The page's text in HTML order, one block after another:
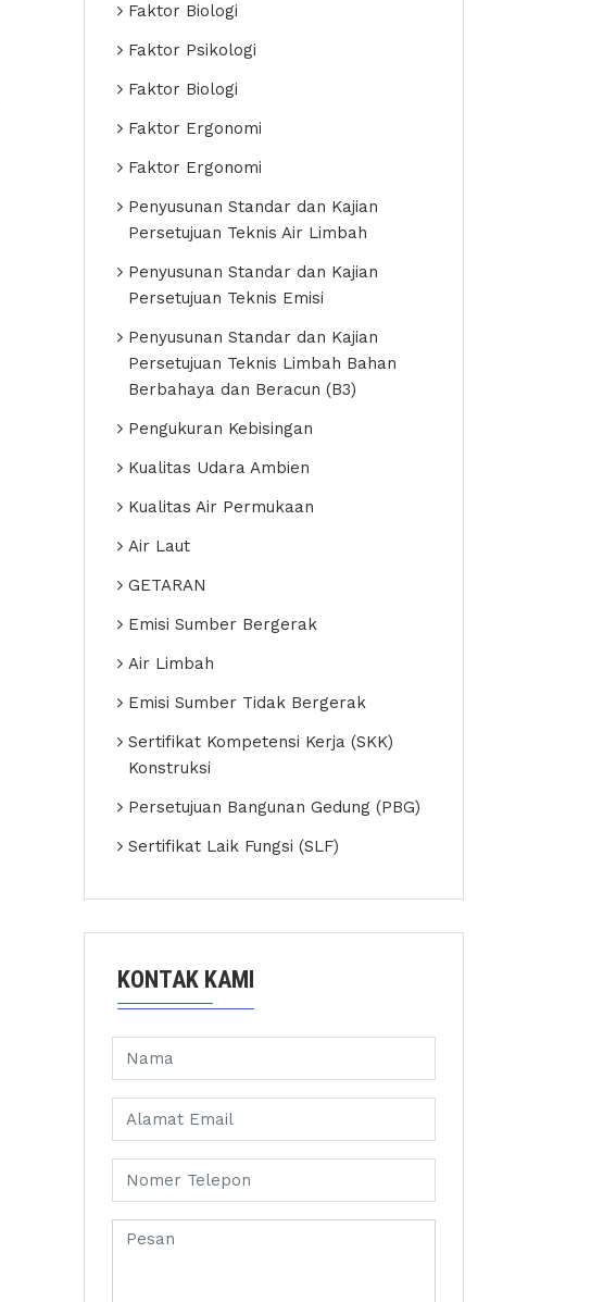
Faktor Biologi
Faktor Psikologi
Faktor Biologi
Faktor Ergonomi
Faktor Ergonomi
Penyusunan Standar dan Kajian
Persetujuan Teknis Air Limbah
Penyusunan Standar dan Kajian
Persetujuan Teknis Emisi
Penyusunan Standar dan Kajian
Persetujuan Teknis Limbah Bahan
Berbahaya dan Beracun (B3)
Pengukuran Kebisingan
Kualitas Udara Ambien
Kualitas Air Permukaan
Air Laut
GETARAN
Emisi Sumber Bergerak
Air Limbah
Emisi Sumber Tidak Bergerak
Sertifikat Kompetensi Kerja (SKK)
Konstruksi
Persetujuan Bangunan Gedung (PBG)
Sertifikat Laik Fungsi (SLF)
KONTAK KAMI